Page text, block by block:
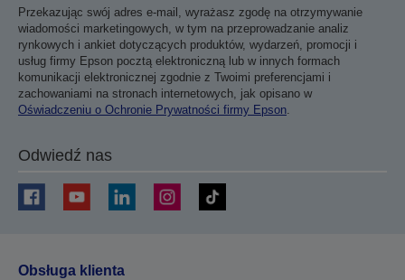
Przekazując swój adres e-mail, wyrażasz zgodę na otrzymywanie
wiadomości marketingowych, w tym na przeprowadzanie analiz
rynkowych i ankiet dotyczących produktów, wydarzeń, promocji i
usług firmy Epson pocztą elektroniczną lub w innych formach
komunikacji elektronicznej zgodnie z Twoimi preferencjami i
zachowaniami na stronach internetowych, jak opisano w
Oświadczeniu o Ochronie Prywatności firmy Epson.
Odwiedź nas
Obsługa klienta